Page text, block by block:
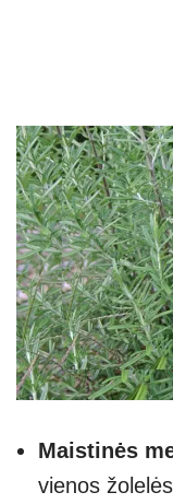
Maistinės
vienos